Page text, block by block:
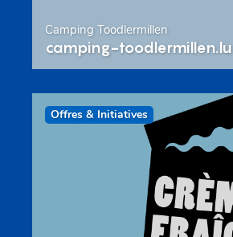
Camping Toodlermillen
camping-toodlermillen.lu
Offres & Initiatives